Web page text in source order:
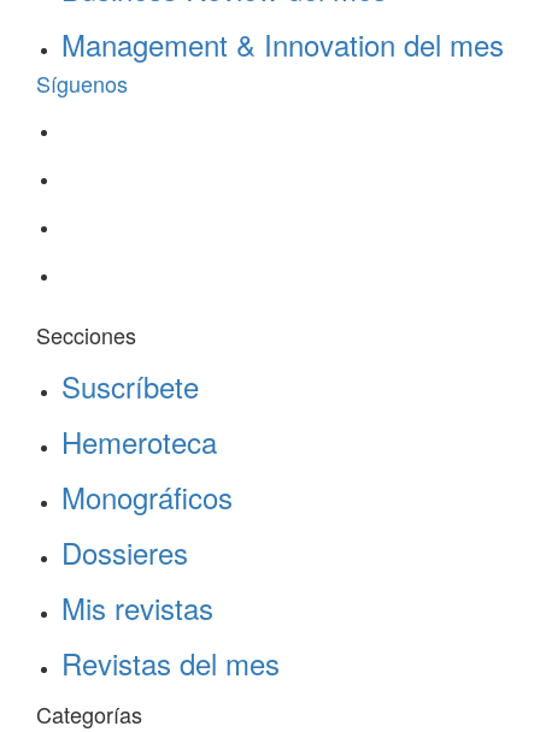
Management & Innovation del mes
Síguenos
Secciones
Suscríbete
Hemeroteca
Monográficos
Dossieres
Mis revistas
Revistas del mes
Categorías